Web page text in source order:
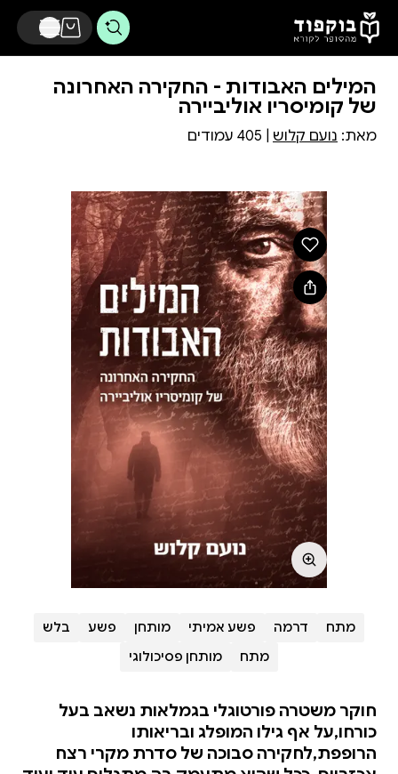
דלג לתוכן הראשי
המילים האבודות - החקירה האחרונה
של קומיסריו אוליביירה
מאת: נועם קלוש
מתח דרמה פשע אמיתי מותחן פשע
בלש
מתח
מותחן פסיכולוגי
חוקר משטרה פורטוגלי בגמלאות נשאב בעל
כורחו,על אף גילו המופלג ובריאותו
הרופפת,לחקירה סבוכה של סדרת מקרי רצח